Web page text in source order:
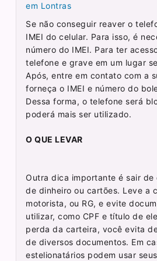
em Lontras
Se não conseguir reaver o
IMEI do celular. Para isso, é
número do IMEI. Para ter
telefone e grave em um lugar
Após, entre em contato com a
forneça o IMEI e número do
Dessa forma, o telefone será
poderá mais ser utilizado.
O QUE LEVAR
Outra dica importante é sair de
de dinheiro ou cartões. Leve a
motorista, ou RG, e evite
utilizar, como CPF e título de
perda da carteira, você evita
de diversos documentos. Em
estelionatários podem usar